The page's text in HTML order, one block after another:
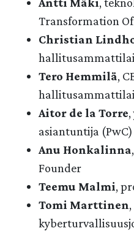
Transformation
Christian
Tero Hemmilä,
Aitor de la Torre
asiantuntija (PwC)
Anu Honkalinna
Founder
Teemu Malmi,
Tomi Marttinen